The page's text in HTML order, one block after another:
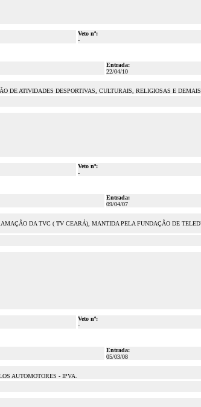
Veto nº:
-
Entrada:
22/04/10
DE ATIVIDADES DESPORTIVAS, CULTURAIS, RELIGIOSAS E DEMAIS
Veto nº:
-
Entrada:
09/04/07
DA TVC ( TV CEARÁ), MANTIDA PELA FUNDAÇÃO DE
Veto nº:
-
Entrada:
05/03/08
AUTOMOTORES - IPVA.